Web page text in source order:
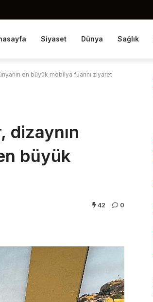
Siyaset Dünya Sağlık
en büyük mobilya fuarını ziyaret
dizaynın
büyük
42 0